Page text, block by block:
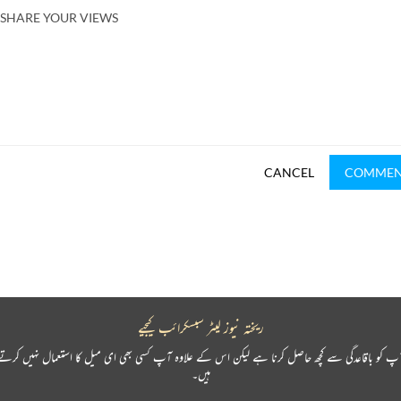
SHARE YOUR VIEWS
CANCEL
ریختہ نیوز لیٹر سبسکرائب کیجیے
کو باقاعدگی سے کچھ حاصل کرنا ہے لیکن اس کے علاوہ آپ کسی بھی ای میل کا استعمال نہیں
ہیں۔